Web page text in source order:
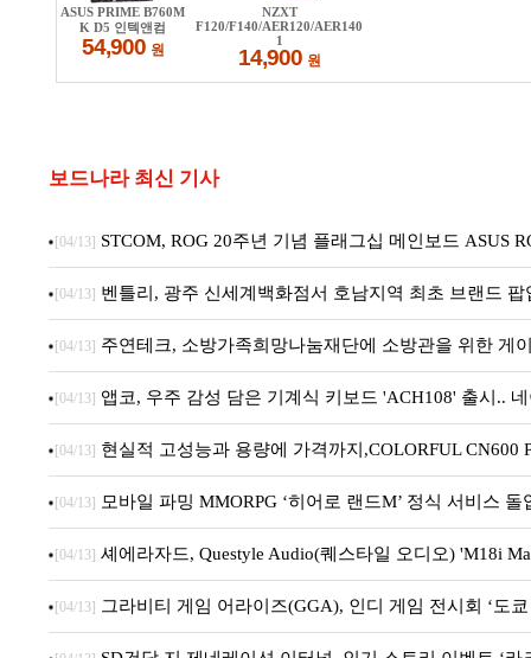
보드나라 최신 기사
[04/13] STCOM, ROG 20주년 기념 플래그십 메인보드 ASUS
[04/13] 벤틀리, 광주 신세계백화점서 호남지역 최초 브랜드 팝
[04/13] 주연테크, 소방가족희망나눔재단에 소방관을 위한 게
[04/13] 앱코, 우주 감성 담은 기계식 키보드 'ACH108' 출시..
[04/13] 현실적 고성능과 용량에 가격까지,COLORFUL CN600
[04/13] 모바일 파밍 MMORPG ‘히어로 랜드M’ 정식 서비스 돌
[04/13] 셰에라자드, Questyle Audio(퀘스타일 오디오) 'M18i
[04/13] 그라비티 게임 어라이즈(GGA), 인디 게임 전시회 ‘도